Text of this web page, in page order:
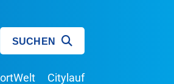
SUCHEN
Citylauf